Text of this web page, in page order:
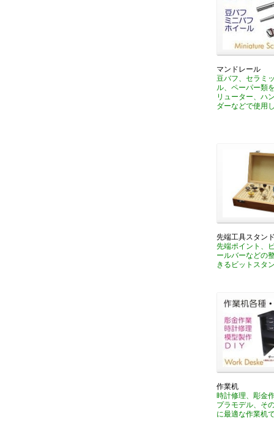
マンドレール
豆バフ、セラミ
ル、ペーパー類
リューター、ハ
ダーなどで使用
先端工具スタン
先端ポイント、
ールバーなどの
きるビットスタ
作業机
時計修理、彫金
プラモデル、そ
に最適な作業机